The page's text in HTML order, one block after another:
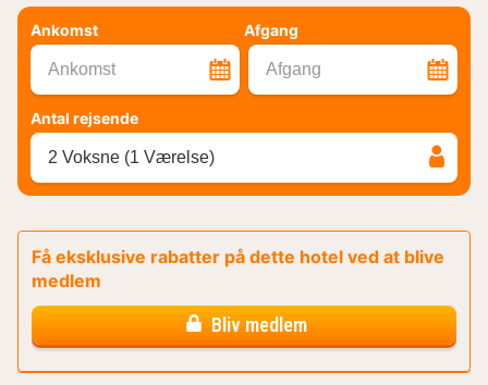
Ankomst Afgang
Ankomst Afgang
Antal rejsende
2 Voksne (1 Værelse)
Få eksklusive rabatter på dette hotel ved at blive
medlem
Bliv medlem